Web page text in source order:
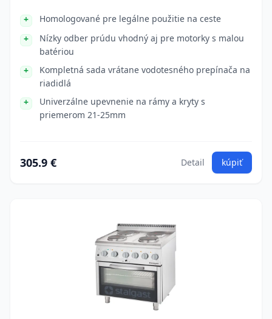
Homologované pre legálne použitie na ceste
Nízky odber prúdu vhodný aj pre motorky s malou
batériou
Kompletná sada vrátane vodotesného prepínača na
riadidlá
Univerzálne upevnenie na rámy a kryty s
priemerom 21-25mm
305.9 € Detail kúpiť